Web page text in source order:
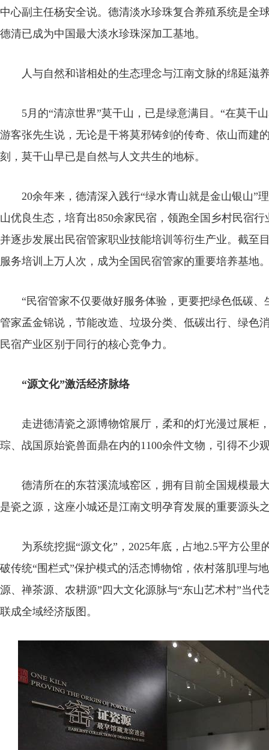
中心副主任杨安全说。德清淡水珍珠复合养殖系统是全
德清已成为中国最大淡水珍珠深加工基地。
人与自然和谐相处的生态理念与江南文脉的绵延滋
5月的“清凉世界”莫干山，已是绿意满目。“在莫干
游客张先生说，无论是干将莫邪铸剑的传奇、依山而建
刻，莫干山早已是自然与人文共生的地标。
20余年来，德清深入践行“绿水青山就是金山银山”
山优良生态，培育出850余家民宿，领跑全国乡村民宿
并逐步发展出民宿管家职业技能培训等衍生产业。截至
服务培训上万人次，成为全国民宿管家的重要培养基地
“民宿管家不仅要做好服务体验，更要把绿色低碳、
管家孟金锦说，节能改造、垃圾分类、低碳出行、绿色
民宿产业区别于同行的核心竞争力。
“源文化”激活经济脉络
走进德清瓷之源博物馆展厅，柔和的灯光漫过展柜
琮、战国原始瓷兽面鼎在内的1100余件文物，引得不少
德清所在的东苕溪流域窑区，拥有目前全国规模最
是瓷之源，这座小城还是江南文明孕育发展的重要源头
为系统挖掘“源文化”，2025年底，占地2.5平方公里
破传统“围栏式”保护模式的活态博物馆，依村落肌理与
源、禅茶源、农耕源”四大文化源脉与“东山艺术村”当
联成全域经济版图。